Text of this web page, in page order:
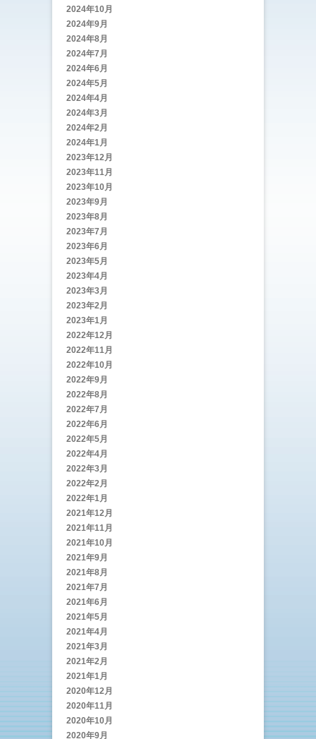
2024年10月
2024年9月
2024年8月
2024年7月
2024年6月
2024年5月
2024年4月
2024年3月
2024年2月
2024年1月
2023年12月
2023年11月
2023年10月
2023年9月
2023年8月
2023年7月
2023年6月
2023年5月
2023年4月
2023年3月
2023年2月
2023年1月
2022年12月
2022年11月
2022年10月
2022年9月
2022年8月
2022年7月
2022年6月
2022年5月
2022年4月
2022年3月
2022年2月
2022年1月
2021年12月
2021年11月
2021年10月
2021年9月
2021年8月
2021年7月
2021年6月
2021年5月
2021年4月
2021年3月
2021年2月
2021年1月
2020年12月
2020年11月
2020年10月
2020年9月